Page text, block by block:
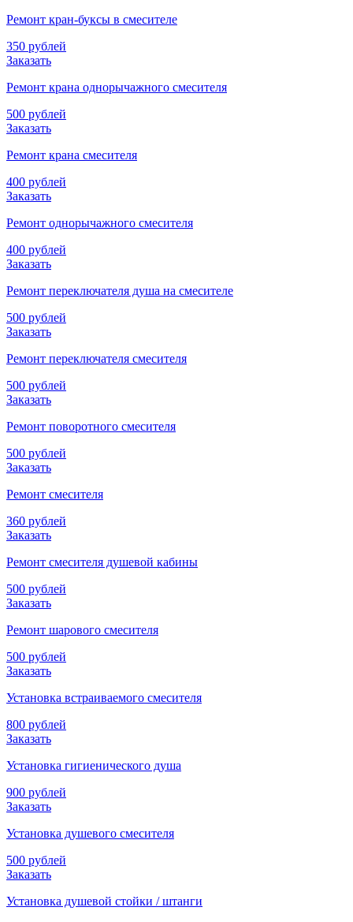
Ремонт кран-буксы в смесителе
350 рублей
Заказать
Ремонт крана однорычажного смесителя
500 рублей
Заказать
Ремонт крана смесителя
400 рублей
Заказать
Ремонт однорычажного смесителя
400 рублей
Заказать
Ремонт переключателя душа на смесителе
500 рублей
Заказать
Ремонт переключателя смесителя
500 рублей
Заказать
Ремонт поворотного смесителя
500 рублей
Заказать
Ремонт смесителя
360 рублей
Заказать
Ремонт смесителя душевой кабины
500 рублей
Заказать
Ремонт шарового смесителя
500 рублей
Заказать
Установка встраиваемого смесителя
800 рублей
Заказать
Установка гигиенического душа
900 рублей
Заказать
Установка душевого смесителя
500 рублей
Заказать
Установка душевой стойки / штанги